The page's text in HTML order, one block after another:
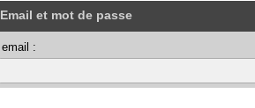
Email et mot de passe
email :